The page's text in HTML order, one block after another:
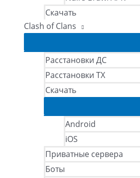
Скачать
Clash of Clans
Расстановки ДС
Расстановки ТХ
Скачать
Android
iOS
Приватные сервера
Боты